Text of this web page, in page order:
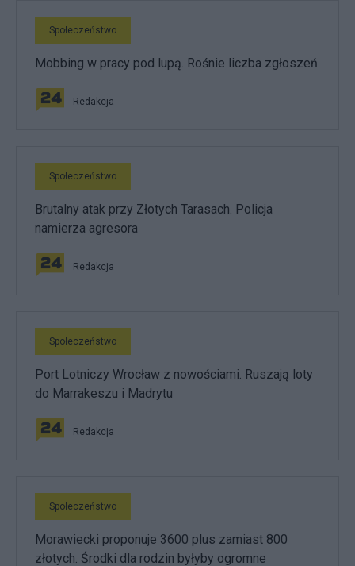
Społeczeństwo
Mobbing w pracy pod lupą. Rośnie liczba zgłoszeń
Redakcja
Społeczeństwo
Brutalny atak przy Złotych Tarasach. Policja
namierza agresora
Redakcja
Społeczeństwo
Port Lotniczy Wrocław z nowościami. Ruszają loty
do Marrakeszu i Madrytu
Redakcja
Społeczeństwo
Morawiecki proponuje 3600 plus zamiast 800
złotych. Środki dla rodzin byłyby ogromne